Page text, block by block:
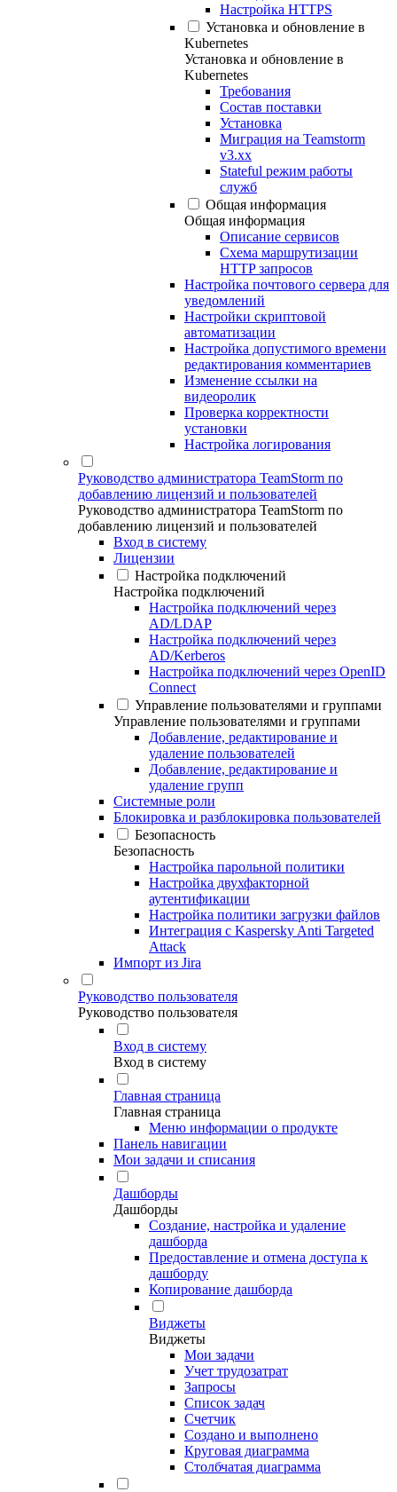
Настройка HTTPS
Установка и обновление в
Kubernetes
Установка и обновление в
Kubernetes
Требования
Состав поставки
Установка
Миграция на Teamstorm
v3.xx
Stateful режим работы
служб
Общая информация
Общая информация
Описание сервисов
Схема маршрутизации
HTTP запросов
Настройка почтового сервера для
уведомлений
Настройки скриптовой
автоматизации
Настройка допустимого времени
редактирования комментариев
Изменение ссылки на
видеоролик
Проверка корректности
установки
Настройка логирования
Руководство администратора TeamStorm по
добавлению лицензий и пользователей
Руководство администратора TeamStorm по
добавлению лицензий и пользователей
Вход в систему
Лицензии
Настройка подключений
Настройка подключений
Настройка подключений через
AD/LDAP
Настройка подключений через
AD/Kerberos
Настройка подключений через OpenID
Connect
Управление пользователями и группами
Управление пользователями и группами
Добавление, редактирование и
удаление пользователей
Добавление, редактирование и
удаление групп
Системные роли
Блокировка и разблокировка пользователей
Безопасность
Безопасность
Настройка парольной политики
Настройка двухфакторной
аутентификации
Настройка политики загрузки файлов
Интеграция с Kaspersky Anti Targeted
Attack
Импорт из Jira
Руководство пользователя
Руководство пользователя
Вход в систему
Вход в систему
Главная страница
Главная страница
Меню информации о продукте
Панель навигации
Мои задачи и списания
Дашборды
Дашборды
Создание, настройка и удаление
дашборда
Предоставление и отмена доступа к
дашборду
Копирование дашборда
Виджеты
Виджеты
Мои задачи
Учет трудозатрат
Запросы
Список задач
Счетчик
Создано и выполнено
Круговая диаграмма
Столбчатая диаграмма